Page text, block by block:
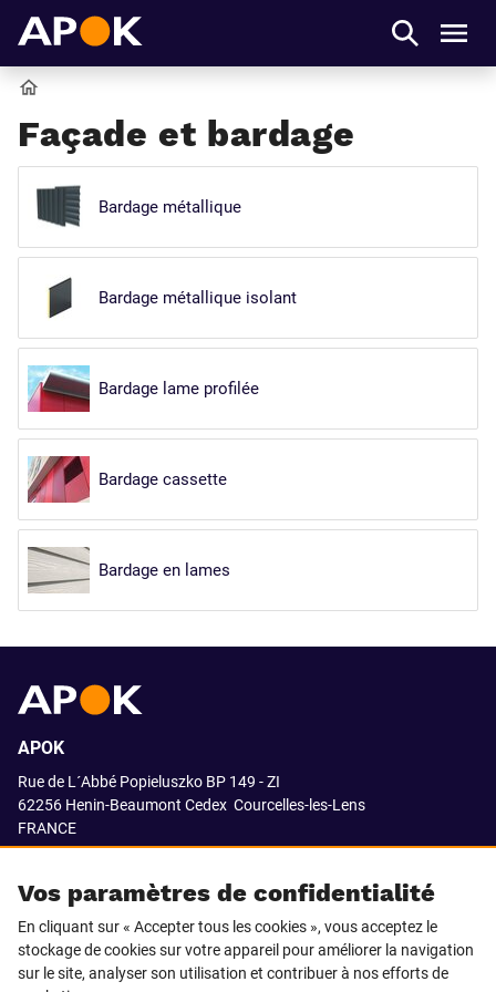
Façade et bardage
Bardage métallique
Bardage métallique isolant
Bardage lame profilée
Bardage cassette
Bardage en lames
Vos paramètres de confidentialité
En cliquant sur « Accepter tous les cookies », vous acceptez le
stockage de cookies sur votre appareil pour améliorer la navigation
sur le site, analyser son utilisation et contribuer à nos efforts de
APOK
Rue de L´Abbé Popieluszko BP 149 - ZI
62256 Henin-Beaumont Cedex Courcelles-les-Lens
FRANCE
SUIVEZ-NOUS SUR